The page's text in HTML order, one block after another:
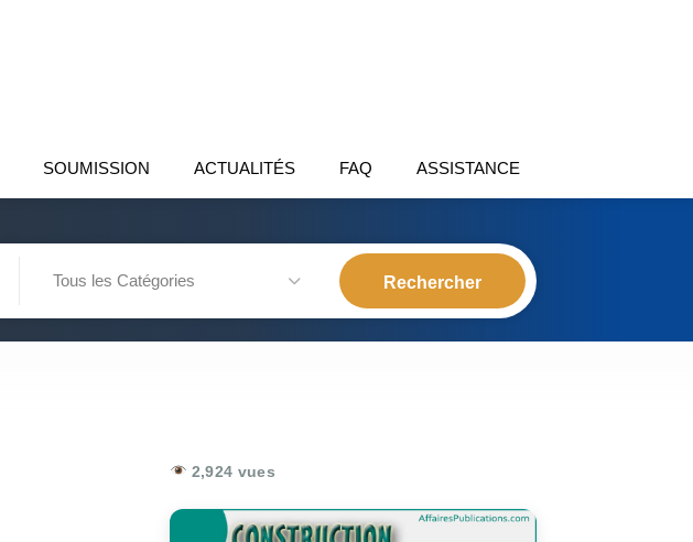
SOUMISSION ACTUALITÉS FAQ ASSISTANCE
Tous les Catégories
2,924 vues